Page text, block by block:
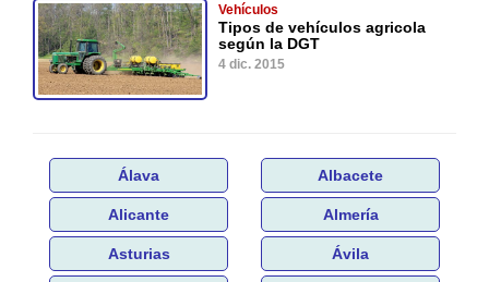
Vehículos
Tipos de vehículos agricola
según la DGT
4 dic. 2015
Álava Albacete
Alicante Almería
Asturias Ávila